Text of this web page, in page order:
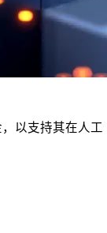
以支持其在人工